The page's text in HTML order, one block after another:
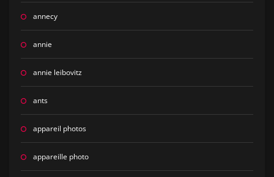
annecy
annie
annie leibovitz
ants
appareil photos
appareille photo